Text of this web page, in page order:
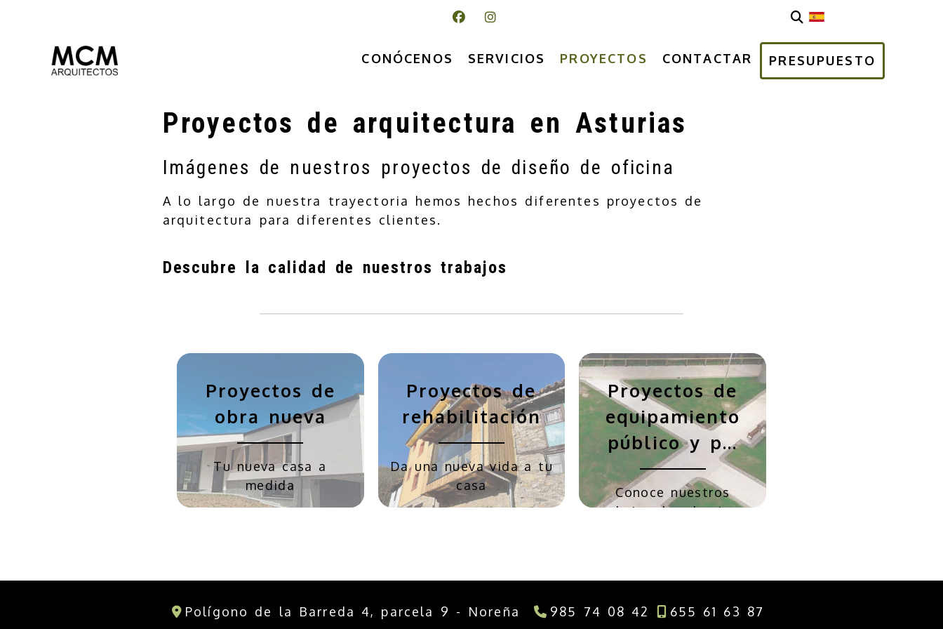
CONÓCENOS SERVICIOS PROYECTOS CONTACTAR PRESUPUESTO
Proyectos de arquitectura en Asturias
Imágenes de nuestros proyectos de diseño de oficina
A lo largo de nuestra trayectoria hemos hechos diferentes proyectos de
arquitectura para diferentes clientes.
Descubre la calidad de nuestros trabajos
Proyectos de
obra nueva
Tu nueva casa a
medida
Proyectos de
rehabilitación
Da una nueva vida a tu
casa
Proyectos de
equipamiento
público y p...
Conoce nuestros
trabajos de urbanismo
Polígono de la Barreda 4, parcela 9 - Noreña 985 74 08 42 655 61 63 87